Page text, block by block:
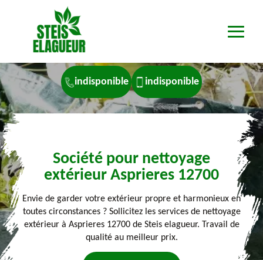
indisponible indisponible
Société pour nettoyage
extérieur Asprieres 12700
Envie de garder votre extérieur propre et harmonieux en
toutes circonstances ? Sollicitez les services de nettoyage
extérieur à Asprieres 12700 de Steis elagueur. Travail de
qualité au meilleur prix.